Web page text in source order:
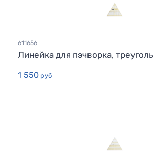
611656
Линейка для пэчворка,
1 550 руб